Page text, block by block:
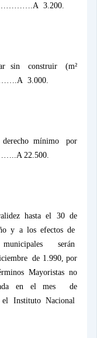
3.200.
sin construir
(m²
3.000.
derecho mínimo
por
22.500.
hasta el 30 de
y a los efectos de
municipales
serán
de 1.990, por
Mayoristas no
en el mes
de
el Instituto Nacional